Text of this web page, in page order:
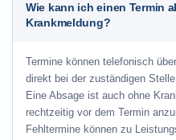
Wie kann ich einen Termin
Krankmeldung?
Termine können telefonisch
direkt bei der zuständigen
Eine Absage ist auch ohne
rechtzeitig vor dem Termin
Fehltermine können zu